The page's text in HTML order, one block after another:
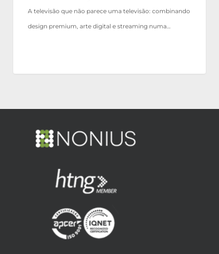
A televisão que não parece uma televisão: combinando
design premium, arte digital e streaming numa…